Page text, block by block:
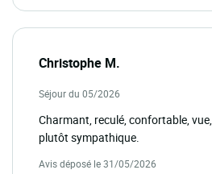
Christophe M.
Séjour du 05/2026
Charmant, reculé, confortable,
plutôt sympathique.
Avis déposé le 31/05/2026